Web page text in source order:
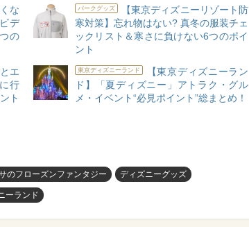
な
デ
の
パークグッズ
【東京ディズニーリゾート防
寒対策】忘れ物はない? 真冬の服装チェ
ックリスト＆寒さに負けない6つのポイ
ント
エ
行
ト
東京ディズニーランド
【東京ディズニーラン
ド】「夏ディズニー」アトラク・グル
メ・イベント“必見ポイント”総まとめ！
のフローズンファンタジー ディズニーグッズ
ーランド